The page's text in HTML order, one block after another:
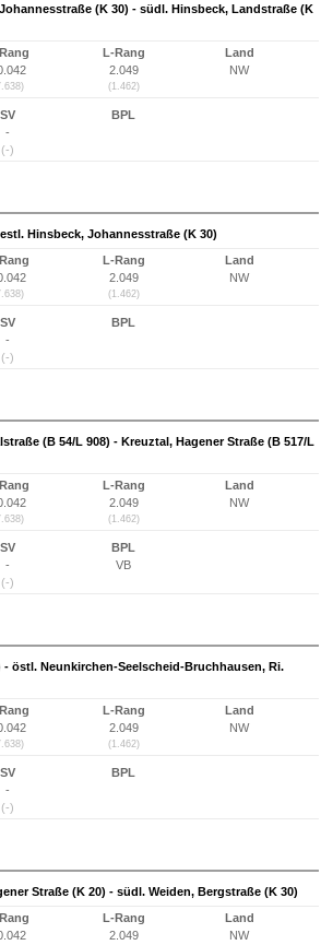
(K 30) - südl. Hinsbeck, Landstraße (K
L-Rang
2.049
(1.462)
Land
NW
SV
-
(-)
BPL
Hinsbeck, Johannesstraße (K 30)
L-Rang
2.049
(1.462)
Land
NW
SV
-
(-)
BPL
(B 54/L 908) - Kreuztal, Hagener Straße (B 517/L
L-Rang
2.049
(1.462)
Land
NW
SV
-
(-)
BPL
VB
- östl. Neunkirchen-Seelscheid-Bruchhausen, Ri.
L-Rang
2.049
(1.462)
Land
NW
SV
-
(-)
BPL
Straße (K 20) - südl. Weiden, Bergstraße (K 30)
L-Rang
2.049
Land
NW